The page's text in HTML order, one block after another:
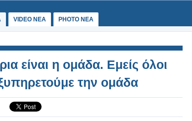
VIDEO NEA PHOTO NEA
είναι η ομάδα. Εμείς όλοι
την ομάδα